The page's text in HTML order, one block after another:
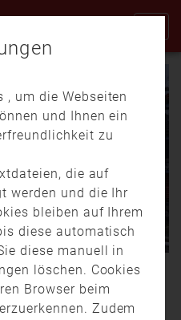
Video
NACH
, um die Webseiten
und Ihnen ein
zu
die auf
werden und die Ihr
bleiben auf Ihrem
diese automatisch
diese manuell in
löschen. Cookies
Browser beim
Zudem